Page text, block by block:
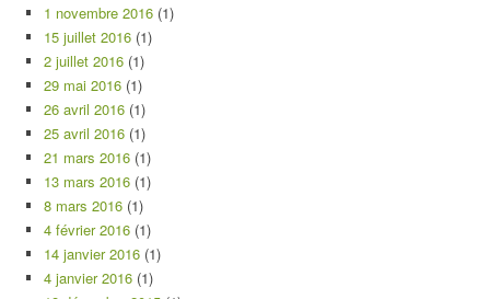
1 novembre 2016 (1)
15 juillet 2016 (1)
2 juillet 2016 (1)
29 mai 2016 (1)
26 avril 2016 (1)
25 avril 2016 (1)
21 mars 2016 (1)
13 mars 2016 (1)
8 mars 2016 (1)
4 février 2016 (1)
14 janvier 2016 (1)
4 janvier 2016 (1)